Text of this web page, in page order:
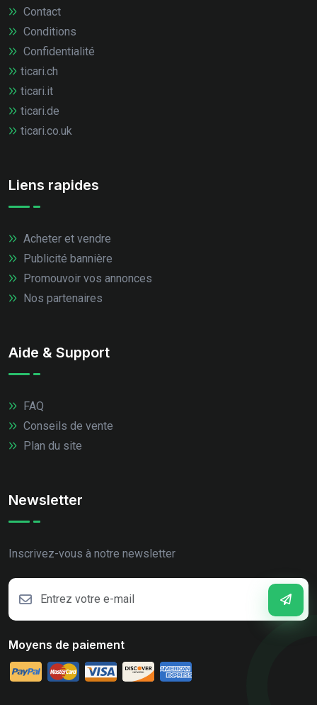
Contact
Conditions
Confidentialité
ticari.ch
ticari.it
ticari.de
ticari.co.uk
Liens rapides
Acheter et vendre
Publicité bannière
Promouvoir vos annonces
Nos partenaires
Aide & Support
FAQ
Conseils de vente
Plan du site
Newsletter
Inscrivez-vous à notre newsletter
Moyens de paiement